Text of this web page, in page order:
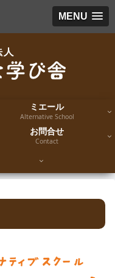
MENU
ミエール
Alternative School
お問合せ
Contact